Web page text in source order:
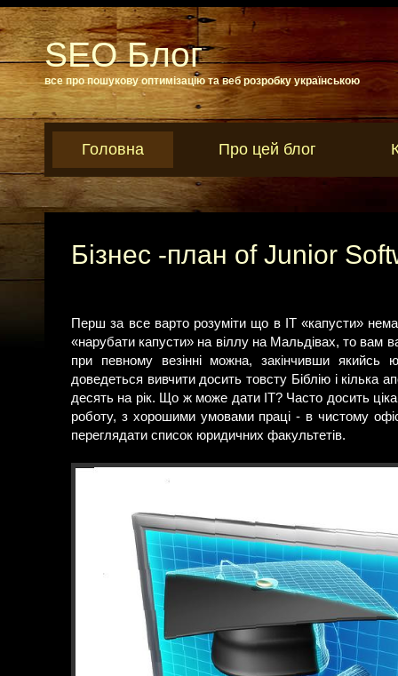
SEO Блог
все про пошукову оптимізацію та веб розробку українською
Головна Про цей блог
Бізнес -план of Junior
Перш за все варто розуміти що в IT «капусти»
«нарубати капусти» на віллу на Мальдівах, то вам
при певному везінні можна, закінчивши
доведеться вивчити досить товсту Біблію і кілька
десять на рік. Що ж може дати IT? Часто досить
роботу, з хорошими умовами праці - в чистому
переглядати список юридичних факультетів.